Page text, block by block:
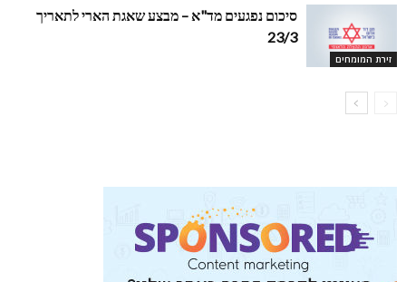
זירת המומחים
סיכום נפגעים מד"א – מבצע שאגת הארי לתאריך
23/3